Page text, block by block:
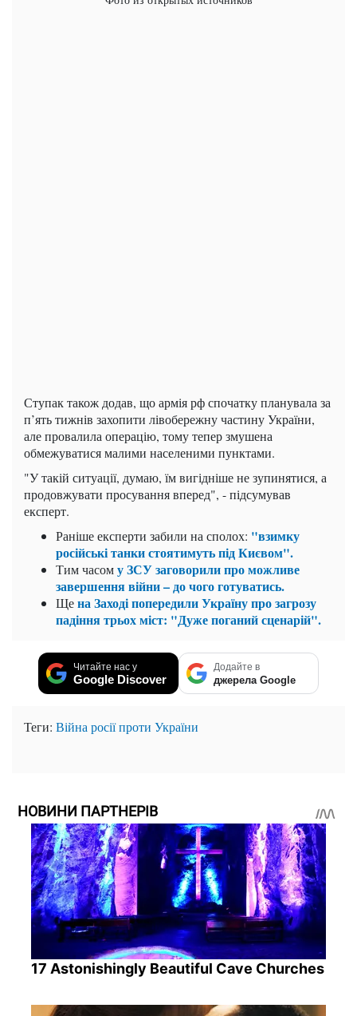
Ступак також додав, що армія рф спочатку планувала за
п’ять тижнів захопити лівобережну частину України,
але провалила операцію, тому тепер змушена
обмежуватися малими населеними пунктами.
"У такій ситуації, думаю, їм вигідніше не зупинятися, а
продовжувати просування вперед", - підсумував
експерт.
Раніше експерти забили на сполох: "взимку
російські танки стоятимуть під Києвом".
Тим часому ЗСУ заговорили про можливе
завершення війни – до чого готуватись.
Щена Заході попередили Україну про загрозу
падіння трьох міст: "Дуже поганий сценарій".
Читайте нас у
Google Discover
Додайте в
джерела Google
Теги: Війна росії проти України
НОВИНИ ПАРТНЕРІВ
17 Astonishingly Beautiful Cave Churches